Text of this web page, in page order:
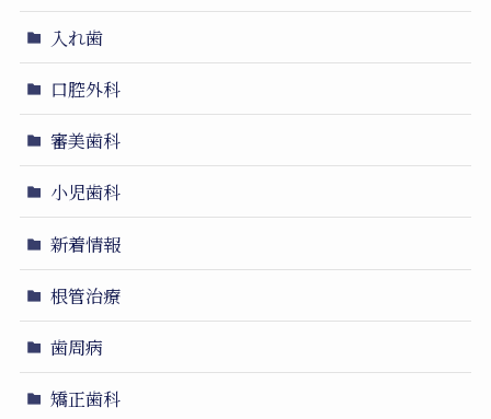
入れ歯
口腔外科
審美歯科
小児歯科
新着情報
根管治療
歯周病
矯正歯科